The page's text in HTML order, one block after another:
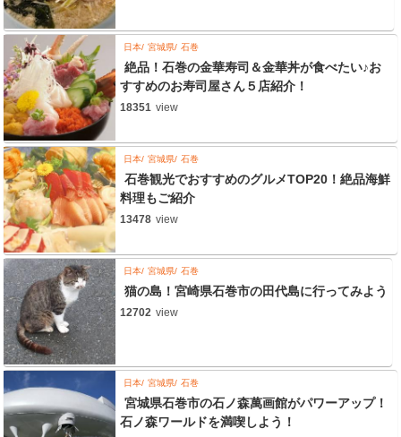
日本 宮城県 石巻
絶品！石巻の金華寿司＆金華丼が食べたい♪お
すすめのお寿司屋さん５店紹介！
18351 view
日本 宮城県 石巻
石巻観光でおすすめのグルメTOP20！絶品海鮮
料理もご紹介
13478 view
日本 宮城県 石巻
猫の島！宮崎県石巻市の田代島に行ってみよう
12702 view
日本 宮城県 石巻
宮城県石巻市の石ノ森萬画館がパワーアップ！
石ノ森ワールドを満喫しよう！